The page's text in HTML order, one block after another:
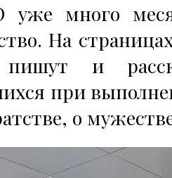
уже много
На
пишут и
при
о